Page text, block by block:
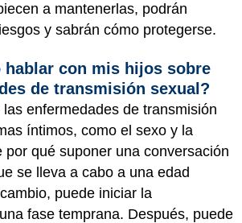
a mantenerlas, podrán
y sabrán cómo protegerse.
hablar con mis hijos sobre
de transmisión sexual?
enfermedades de transmisión
íntimos, como el sexo y la
por qué suponer una conversación
se lleva a cabo a una edad
puede iniciar la
fase temprana. Después, puede